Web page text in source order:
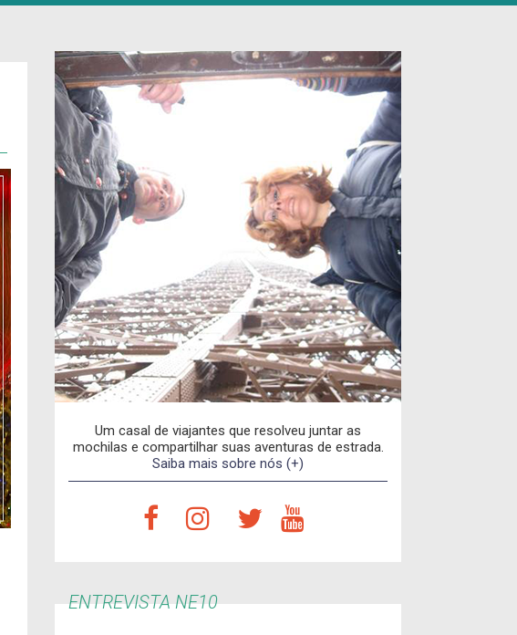
Um casal de viajantes que resolveu juntar as
mochilas e compartilhar suas aventuras de estrada.
Saiba mais sobre nós (+)
ENTREVISTA NE10